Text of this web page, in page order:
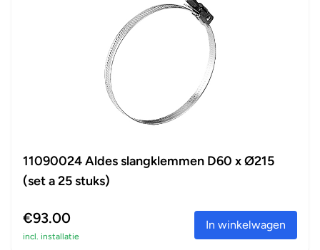
11090024 Aldes slangklemmen D60 x Ø215
(set a 25 stuks)
€93.00
incl. installatie
In winkelwagen